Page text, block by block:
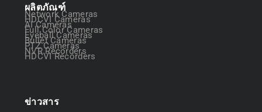
ผลิตภัณฑ์
Network Cameras
HDCVI Cameras
AI Cameras
Full Color Cameras
Eyeball Cameras
Bullet Cameras
PTZ Cameras
NVR Recorders
HDCVI Recorders
ข่าวสาร